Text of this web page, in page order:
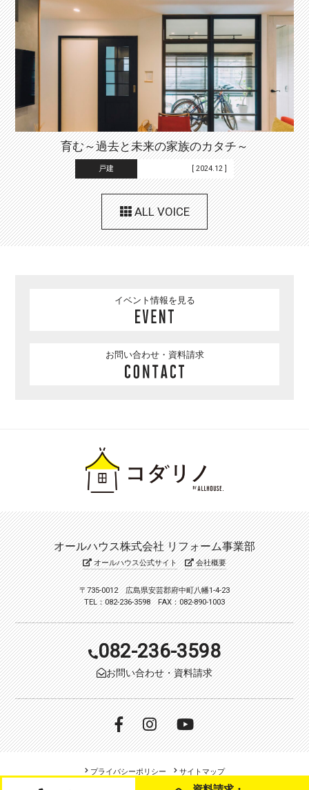
育む～過去と未来の家族のカタチ～
戸建 [ 2024.12 ]
ALL VOICE
イベント情報を見る
お問い合わせ・資料請求
オールハウス株式会社 リフォーム事業部
オールハウス公式サイト 会社概要
〒735-0012 広島県安芸郡府中町八幡1-4-23
TEL：082-236-3598 FAX：082-890-1003
082-236-3598
お問い合わせ・資料請求
プライバシーポリシー サイトマップ